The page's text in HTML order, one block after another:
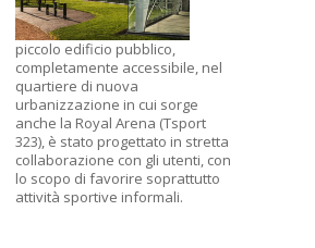
piccolo edificio pubblico,
completamente accessibile, nel
quartiere di nuova
urbanizzazione in cui sorge
anche la Royal Arena (Tsport
323), è stato progettato in stretta
collaborazione con gli utenti, con
lo scopo di favorire soprattutto
attività sportive informali.